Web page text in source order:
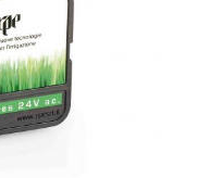
Volt-